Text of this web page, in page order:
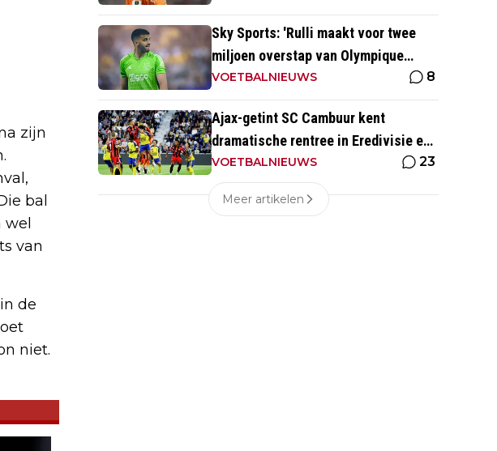
zijn
bal
van
de
niet.
Sky Sports: 'Rulli maakt voor twee
miljoen overstap van Olympique
Marseille naar Manchester City'
VOETBALNIEUWS 8
Ajax-getint SC Cambuur kent
dramatische rentree in Eredivisie en
krijgt pak slaag in eigen huis
VOETBALNIEUWS 23
Meer artikelen